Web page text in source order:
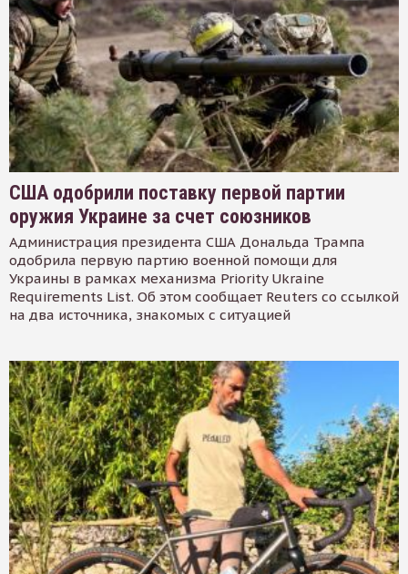
США одобрили поставку первой партии
оружия Украине за счет союзников
Администрация президента США Дональда Трампа
одобрила первую партию военной помощи для
Украины в рамках механизма Priority Ukraine
Requirements List. Об этом сообщает Reuters со ссылкой
на два источника, знакомых с ситуацией